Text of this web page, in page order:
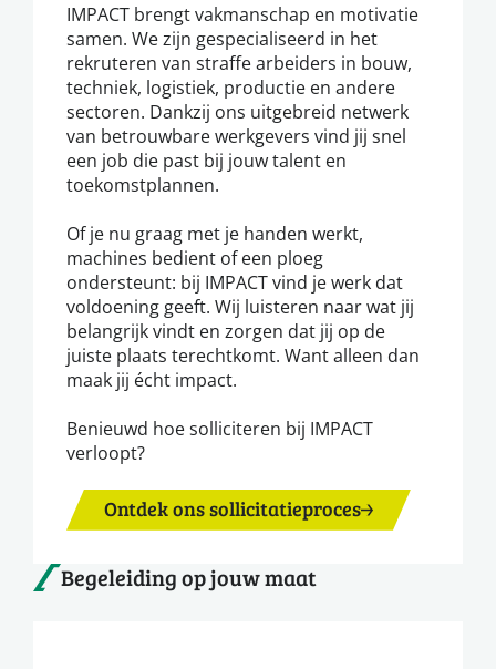
IMPACT brengt vakmanschap en motivatie
samen. We zijn gespecialiseerd in het
rekruteren van straffe arbeiders in bouw,
techniek, logistiek, productie en andere
sectoren. Dankzij ons uitgebreid netwerk
van betrouwbare werkgevers vind jij snel
een job die past bij jouw talent en
toekomstplannen.
Of je nu graag met je handen werkt,
machines bedient of een ploeg
ondersteunt: bij IMPACT vind je werk dat
voldoening geeft. Wij luisteren naar wat jij
belangrijk vindt en zorgen dat jij op de
juiste plaats terechtkomt. Want alleen dan
maak jij écht impact.
Benieuwd hoe solliciteren bij IMPACT
verloopt?
Ontdek ons sollicitatieproces
Begeleiding op jouw maat